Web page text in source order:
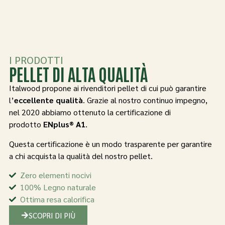
I PRODOTTI
PELLET DI ALTA QUALITÀ
Italwood propone ai rivenditori pellet di cui può garantire
l’eccellente qualità. Grazie al nostro continuo impegno,
nel 2020 abbiamo ottenuto la certificazione di
prodotto ENplus® A1.
Questa certificazione è un modo trasparente per garantire
a chi acquista la qualità del nostro pellet.
Zero elementi nocivi
100% Legno naturale
Ottima resa calorifica
SCOPRI DI PIÙ